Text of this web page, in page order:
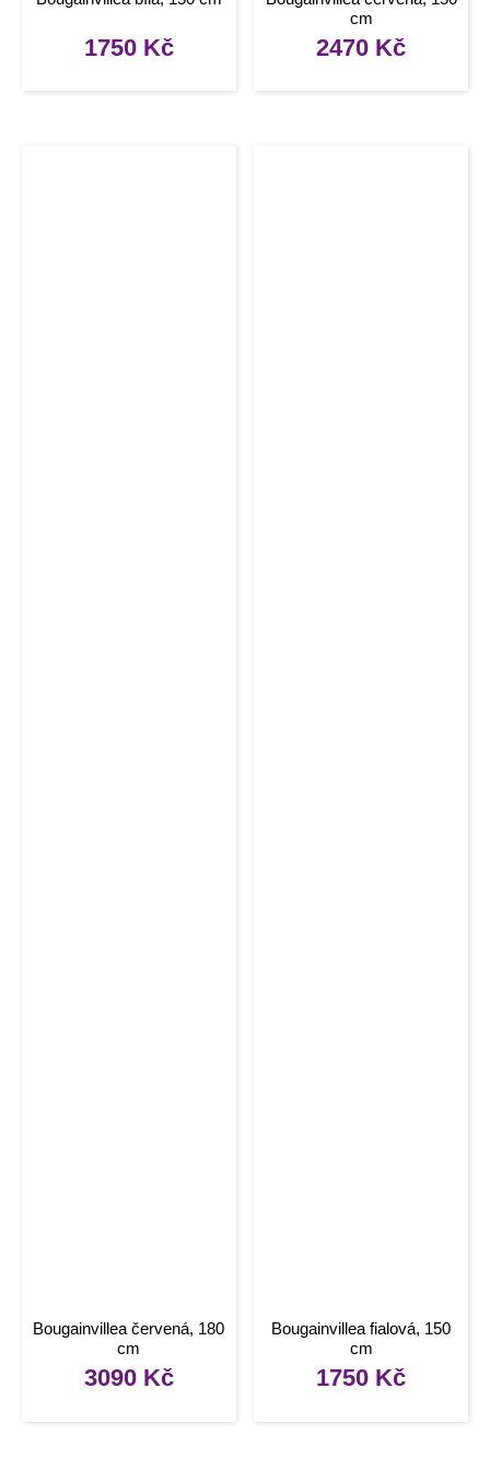
1750 Kč
cm
2470 Kč
Bougainvillea červená, 180
cm
3090 Kč
Bougainvillea fialová, 150
cm
1750 Kč